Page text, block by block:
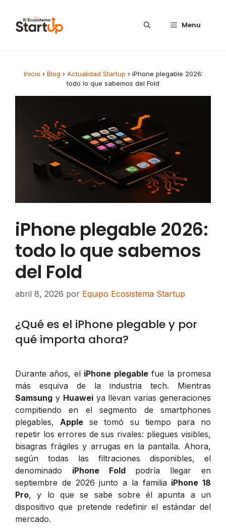
Menu
Inicio › Blog › Actualidad Startup › iPhone plegable 2026:
todo lo que sabemos del Fold
iPhone plegable 2026:
todo lo que sabemos
del Fold
abril 8, 2026 por Equipo Ecosistema Startup
¿Qué es el iPhone plegable y por
qué importa ahora?
Durante años, el iPhone plegablefue la promesa
más esquiva de la industria tech. Mientras
Samsung y Huaweiya llevan varias generaciones
compitiendo en el segmento de smartphones
plegables, Apple se tomó su tiempo para no
repetir los errores de sus rivales: pliegues visibles,
bisagras frágiles y arrugas en la pantalla. Ahora,
según todas las filtraciones disponibles, el
denominado iPhone Foldpodría llegar en
septiembre de 2026 junto a la familia iPhone 18
Pro, y lo que se sabe sobre él apunta a un
dispositivo que pretende redefinir el estándar del
mercado.